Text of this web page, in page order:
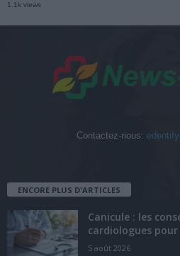
1.1k views
Contactez-nous:
ENCORE PLUS D'ARTICLES
Canicule : les
cardiologues
5 août 2026